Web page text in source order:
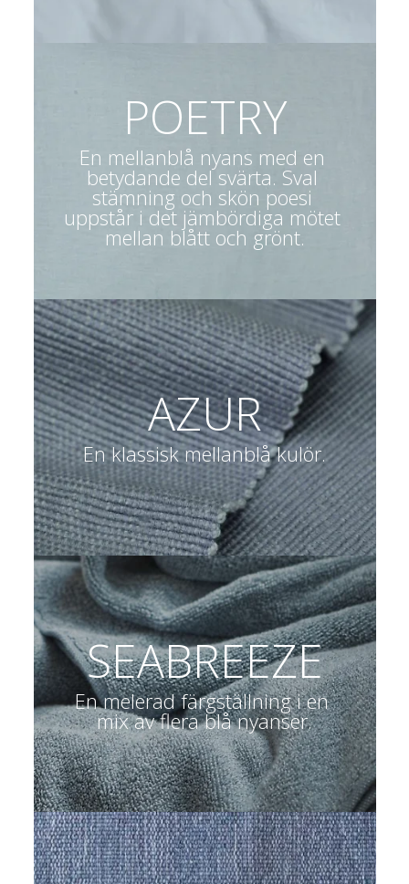
POETRY
En mellanblå nyans med en
betydande del svärta. Sval
stämning och skön poesi
uppstår i det jämbördiga mötet
mellan blått och grönt.
AZUR
En klassisk mellanblå kulör.
SEABREEZE
En melerad färgställning i en
mix av flera blå nyanser.